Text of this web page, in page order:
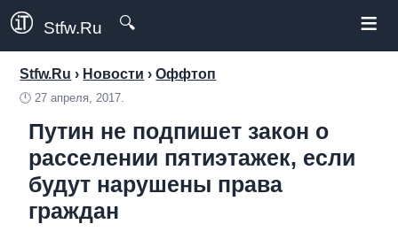
Stfw.Ru 🔍 ≡
Stfw.Ru › Новости ›Оффтоп
🕛27 апреля, 2017.
Путин не подпишет закон о
расселении пятиэтажек, если
будут нарушены права
граждан